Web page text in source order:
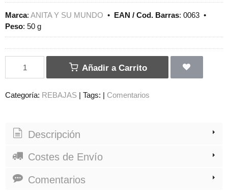
Marca: ANITA Y SU MUNDO • EAN / Cod. Barras: 0063 •
Peso: 50 g
Añadir a Carrito
Categoría: REBAJAS Tags: Comentarios
Descripción
Costes de Envío
Comentarios